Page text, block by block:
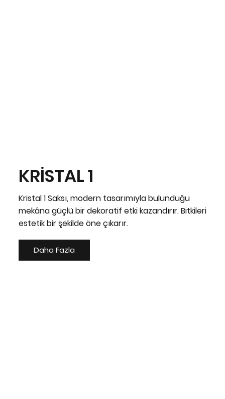
KRİSTAL 1
Kristal 1 Saksı, modern tasarımıyla bulunduğu
mekâna güçlü bir dekoratif etki kazandırır. Bitkileri
estetik bir şekilde öne çıkarır.
Daha Fazla